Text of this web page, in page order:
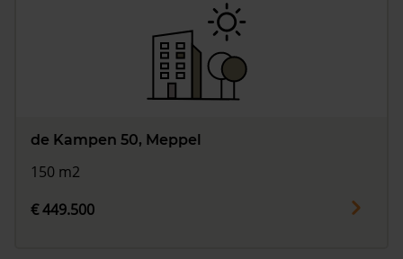
de Kampen 50, Meppel
150 m2
€ 449.500